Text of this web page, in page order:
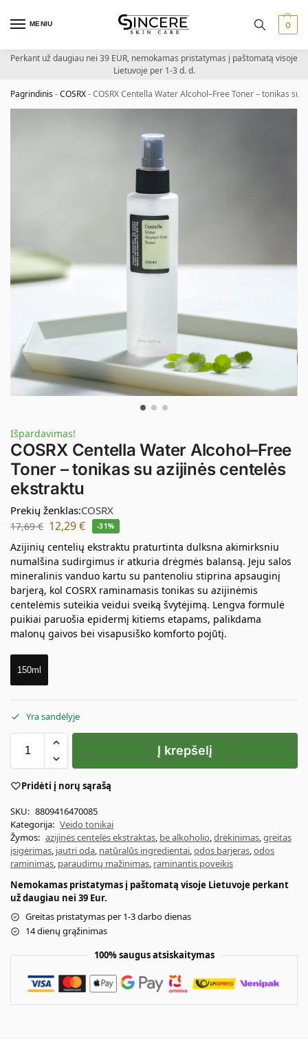
MENIU 0
Perkant už daugiau nei 39 EUR, nemokamas pristatymas į paštomatą visoje
Lietuvoje per 1-3 d. d.
Pagrindinis-COSRX-COSRX Centella Water Alcohol–Free Toner – tonikas su
Išpardavimas!
COSRX Centella Water Alcohol–Free
Toner – tonikas su azijinės centelės
ekstraktu
Prekių ženklas:COSRX
17,69€ 12,29€ -31%
Azijinių centelių ekstraktu praturtinta dulksna akimirksniu
numalšina sudirgimus ir atkuria drėgmės balansą. Jeju salos
mineralinis vanduo kartu su pantenoliu stiprina apsauginį
barjerą, kol COSRX raminamasis tonikas su azijinėmis
centelėmis suteikia veidui sveiką švytėjimą. Lengva formulė
puikiai paruošia epidermį kitiems etapams, palikdama
malonų gaivos bei visapusiško komforto pojūtį.
150ml
Yra sandėlyje
Į krepšelį
Pridėti į norų sąrašą
SKU: 8809416470085
Kategorija: Veido tonikai
Žymos: azijinės centelės ekstraktas, be alkoholio,drėkinimas,greitas
įsigėrimas, jautri oda, natūralūs ingredientai,odos barjeras,odos
raminimas, paraudimų mažinimas, raminantis poveikis
Nemokamas pristatymas į paštomatą visoje Lietuvoje perkant
už daugiau nei 39 Eur.
Greitas pristatymas per 1-3 darbo dienas
14 dienų grąžinimas
100% saugus atsiskaitymas